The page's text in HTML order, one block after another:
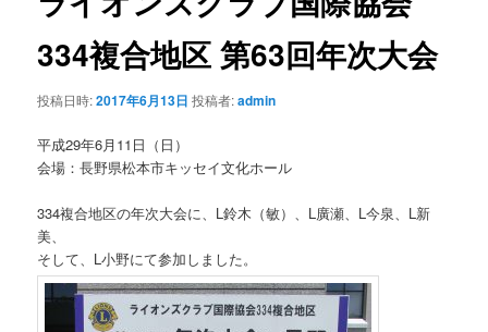
ゲ
シ
334複合地区 第63回年次大会
投稿日時:2017年6月13日 投稿者:admin
平成29年6月11日（日）
会場：長野県松本市キッセイ文化ホール
334複合地区の年次大会に、L鈴木（敏）、L廣瀬、L今泉、L新
美、
そして、L小野にて参加しました。